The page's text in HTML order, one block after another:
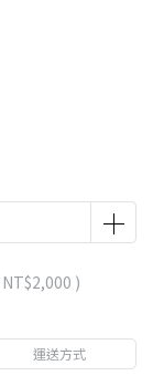
NT$2,000 )
運送方式